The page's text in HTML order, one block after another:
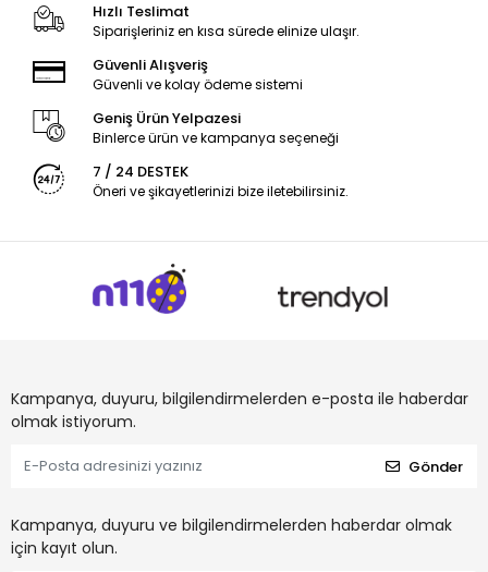
Hızlı Teslimat
Siparişleriniz en kısa sürede elinize ulaşır.
Güvenli Alışveriş
Güvenli ve kolay ödeme sistemi
Geniş Ürün Yelpazesi
Binlerce ürün ve kampanya seçeneği
7 / 24 DESTEK
Öneri ve şikayetlerinizi bize iletebilirsiniz.
Kampanya, duyuru, bilgilendirmelerden e-posta ile haberdar
olmak istiyorum.
Gönder
Kampanya, duyuru ve bilgilendirmelerden haberdar olmak
için kayıt olun.